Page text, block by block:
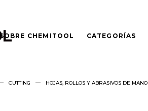
CHEMITOOL CATEGORÍAS
CUTTING HOJAS, ROLLOS Y ABRASIVOS DE MANO